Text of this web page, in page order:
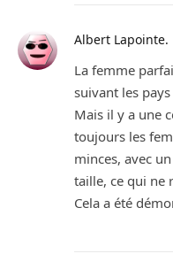
Albert Lapointe.
La femme
suivant les
Mais il y a une
toujours les
minces, avec
taille, ce qui ne
Cela a été